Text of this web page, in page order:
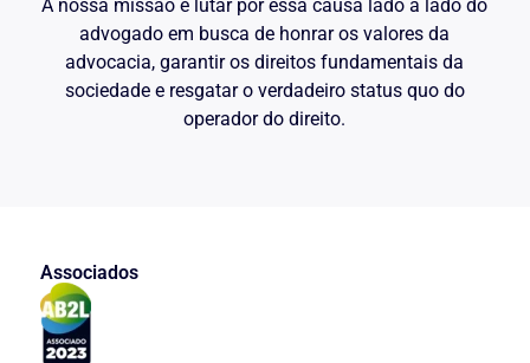
A nossa missão é lutar por essa causa lado a lado do
advogado em busca de honrar os valores da
advocacia, garantir os direitos fundamentais da
sociedade e resgatar o verdadeiro status quo do
operador do direito.
Associados